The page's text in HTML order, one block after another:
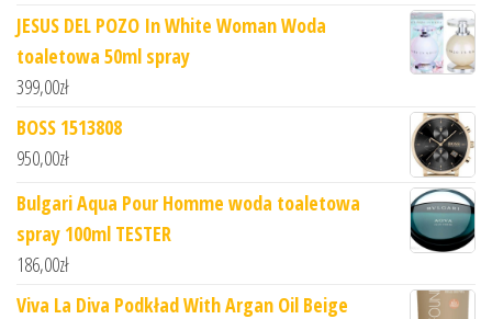
JESUS DEL POZO In White Woman Woda
toaletowa 50ml spray
399,00zł
BOSS 1513808
950,00zł
Bulgari Aqua Pour Homme woda toaletowa
spray 100ml TESTER
186,00zł
Viva La Diva Podkład With Argan Oil Beige